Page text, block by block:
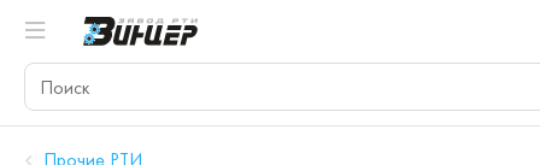
Прочие РТИ